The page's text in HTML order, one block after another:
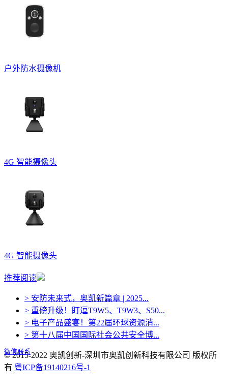
户外防水摄像机
4G 智能摄像头
4G 智能摄像头
推荐阅读
> 安防未来式，奥凯新篇章 | 2025...
> 重磅升级！盯逗T9W5、T9W3、S50...
> 电子产品盛宴！第22届环球资源消...
> 第十八届中国国际社会公共安全博...
© 2015-2022 奥凯创新-深圳市奥凯创新科技有限公司 版权所
有 粤ICP备19140216号-1
微信联系